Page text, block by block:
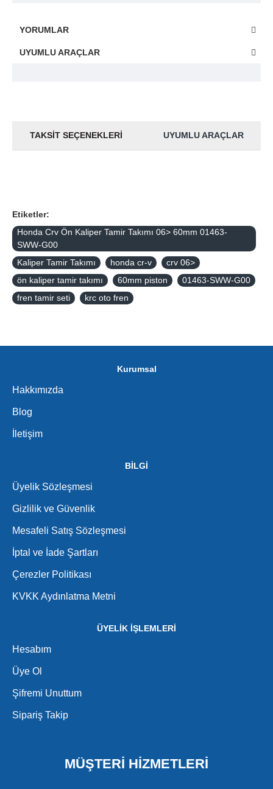
YORUMLAR
UYUMLU ARAÇLAR
TAKSIT SEÇENEKLERI UYUMLU ARAÇLAR
Etiketler:
Honda Crv Ön Kaliper Tamir Takımı 06> 60mm 01463-
SWW-G00
Kaliper Tamir Takımı
honda cr-v
crv 06>
ön kaliper tamir takımı
60mm piston
01463-SWW-G00
fren tamir seti
krc oto fren
Kurumsal
Hakkımızda
Blog
İletişim
BİLGİ
Üyelik Sözleşmesi
Gizlilik ve Güvenlik
Mesafeli Satış Sözleşmesi
İptal ve İade Şartları
Çerezler Politikası
KVKK Aydınlatma Metni
ÜYELİK İŞLEMLERİ
Hesabım
Üye Ol
Şifremi Unuttum
Sipariş Takip
MÜŞTERİ HİZMETLERİ